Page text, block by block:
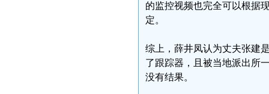
的监控视频也完全可以根据
定。
综上，薛井凤认为丈夫张建
了跟踪器，且被当地派出所
没有结果。